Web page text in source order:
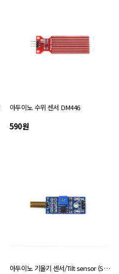
아두이노 수위 센서 DM446
590원
아두이노 기울기 센서/Tilt sensor (SW-520D)